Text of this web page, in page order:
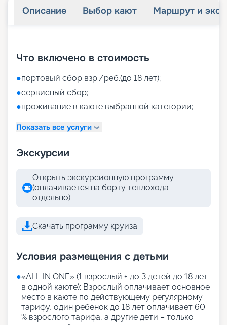
Описание Выбор кают Маршрут и
Что включено в стоимость
●портовый сбор взр./реб.(до 18 лет);
●сервисный сбор;
●проживание в каюте выбранной категории;
Показать все услуги
Экскурсии
Открыть экскурсионную программу
(оплачивается на борту теплохода
отдельно)
Скачать программу круиза
Условия размещения с детьми
●«АLL IN ONE» (1 взрослый + до 3 детей до 18 лет
в одной каюте): Взрослый оплачивает основное
место в каюте по действующему регулярному
тарифу, один ребенок до 18 лет оплачивает 60
% взрослого тарифа, а другие дети – только